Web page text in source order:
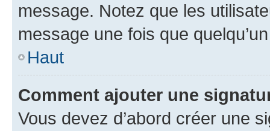
message. Notez que les
message une fois que
Haut
Comment ajouter une
Vous devez d’abord créer une